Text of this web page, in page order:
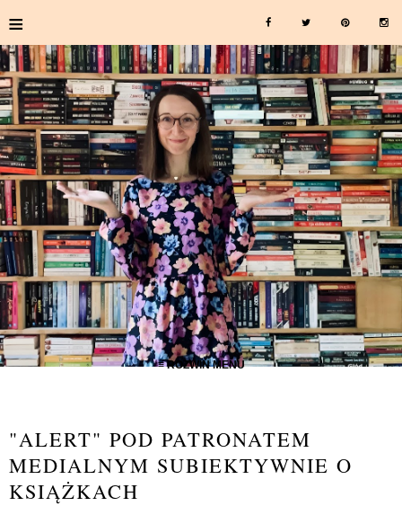
≡
≡ ROZWIŃ MENU
"ALERT" POD PATRONATEM
MEDIALNYM SUBIEKTYWNIE O
KSIĄŻKACH